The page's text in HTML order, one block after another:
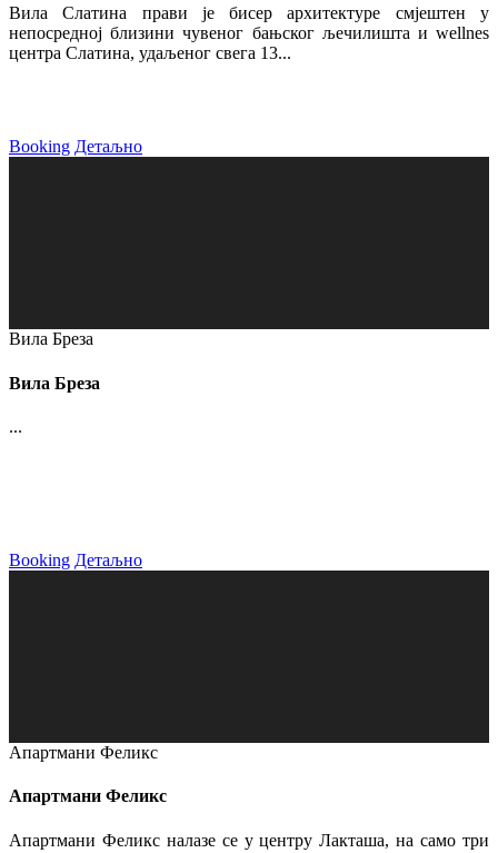
Вила Слатина прави је бисер архитектуре смјештен у
непосредној близини чувеног бањског љечилишта и wellnes
центра Слатина, удаљеног свега 13...
Booking Детаљно
Вила Бреза
Вила Бреза
...
Booking Детаљно
Апартмани Феликс
Апартмани Феликс
Апартмани Феликс налазе се у центру Лакташа, на само три